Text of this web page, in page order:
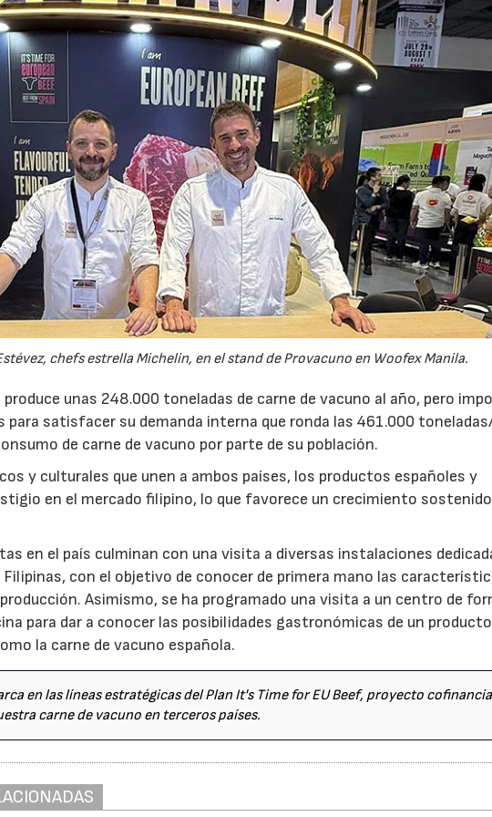
chefs estrella Michelin, en el stand de Provacuno en Woofex Manila.
unas 248.000 toneladas de carne de vacuno al año, pero
para satisfacer su demanda interna que ronda las 461.000
de carne de vacuno por parte de su población.
y culturales que unen a ambos países, los productos españoles y
en el mercado filipino, lo que favorece un crecimiento
en el país culminan con una visita a diversas instalaciones
con el objetivo de conocer de primera mano las
Asimismo, se ha programado una visita a un centro de
para dar a conocer las posibilidades gastronómicas de un
la carne de vacuno española.
en las líneas estratégicas del Plan It's Time for EU Beef, proyecto
carne de vacuno en terceros países.